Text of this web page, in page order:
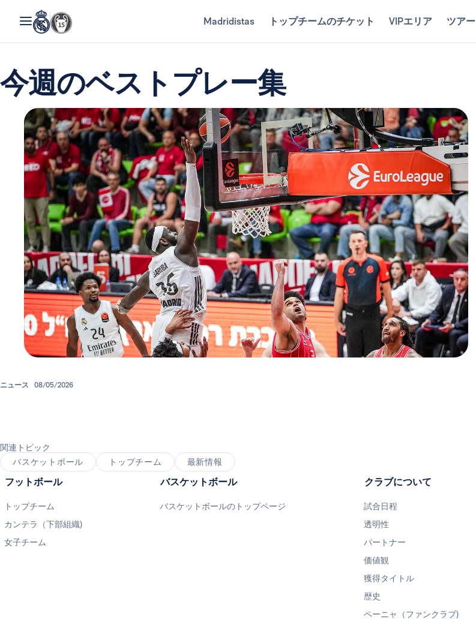
Madridistas トップチームのチケット VIPエリア ツアー
今週のベストプレー集
ニュース 08/05/2026
関連トピック
バスケットボール
トップチーム 最新情報
フットボール
トップチーム
カンテラ（下部組織)
女子チーム
バスケットボール
バスケットボールのトップページ
クラブについて
試合日程
透明性
パートナー
価値観
獲得タイトル
歴史
ペーニャ（ファンクラブ)